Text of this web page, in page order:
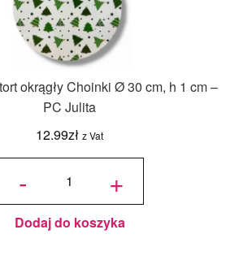
okrągły Choinki Ø 30 cm, h 1 cm –
PC Julita
12.99zł z Vat
-
ilość
okrągły
Choinki
Ø 30
cm, h 1
- PC
+
Dodaj do koszyka